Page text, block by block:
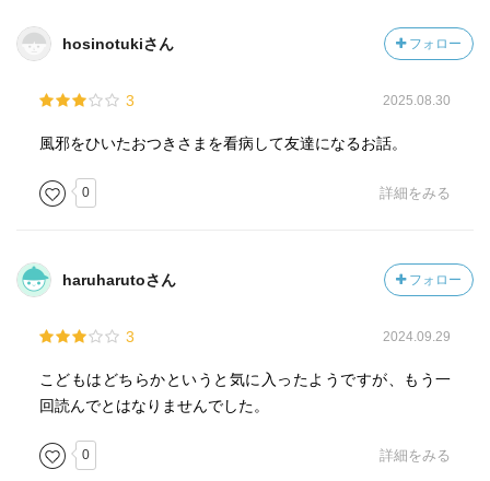
hosinotukiさん フォロー
3 2025.08.30
風邪をひいたおつきさまを看病して友達になるお話。
0 詳細をみる
haruharutoさん フォロー
3 2024.09.29
こどもはどちらかというと気に入ったようですが、もう一
回読んでとはなりませんでした。
0 詳細をみる